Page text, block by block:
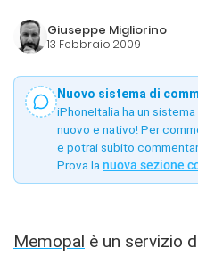
Giuseppe Migliorino
13 Febbraio 2009
Nuovo sistema di
iPhoneItalia ha un
nuovo e nativo! Per
e potrai subito
Prova la nuova sezione
Memopal è un servizio